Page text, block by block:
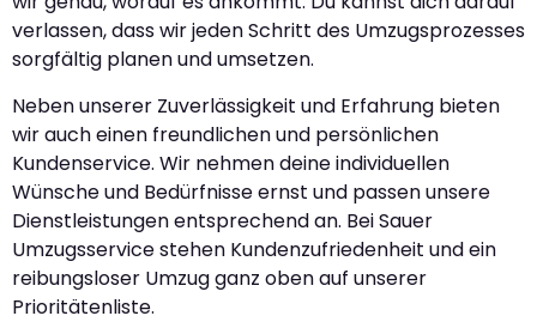
verlassen, dass wir jeden Schritt des Umzugsprozesses
sorgfältig planen und umsetzen.
Neben unserer Zuverlässigkeit und Erfahrung bieten
wir auch einen freundlichen und persönlichen
Kundenservice. Wir nehmen deine individuellen
Wünsche und Bedürfnisse ernst und passen unsere
Dienstleistungen entsprechend an. Bei Sauer
Umzugsservice stehen Kundenzufriedenheit und ein
reibungsloser Umzug ganz oben auf unserer
Prioritätenliste.